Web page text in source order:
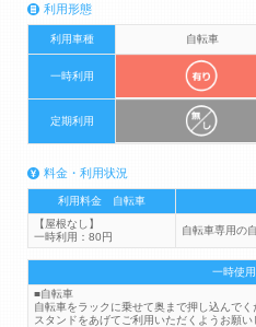
利用形態
利用車種 自転車
一時利用
定期利用
料金・利用状況
利用料金 自転車
【屋根なし】
一時利用：80円
自転車専用の
一時使
■自転車
自転車をラックに乗せて奥まで押し込んでく
スタンドをあげてご利用いただくようお願い